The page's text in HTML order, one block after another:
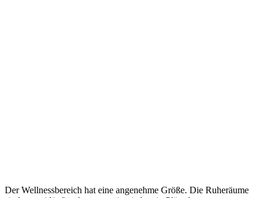
Der Wellnessbereich hat eine angenehme Größe. Die Ruheräume